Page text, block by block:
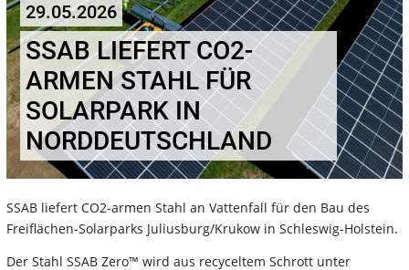
29.05.2026
SSAB LIEFERT CO2-
ARMEN STAHL FÜR
SOLARPARK IN
NORDDEUTSCHLAND
SSAB liefert CO2-armen Stahl an Vattenfall für den Bau des
Freiflächen-Solarparks Juliusburg/Krukow in Schleswig-Holstein.
Der Stahl SSAB Zero™ wird aus recyceltem Schrott unter